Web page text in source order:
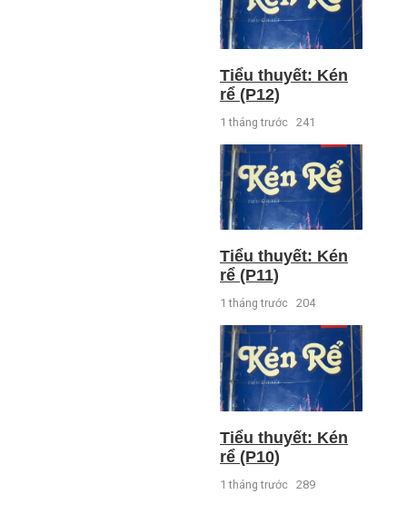
Tiểu thuyết: Kén
rể (P12)
1 tháng trước 241
Tiểu thuyết: Kén
rể (P11)
1 tháng trước 204
Tiểu thuyết: Kén
rể (P10)
1 tháng trước 289